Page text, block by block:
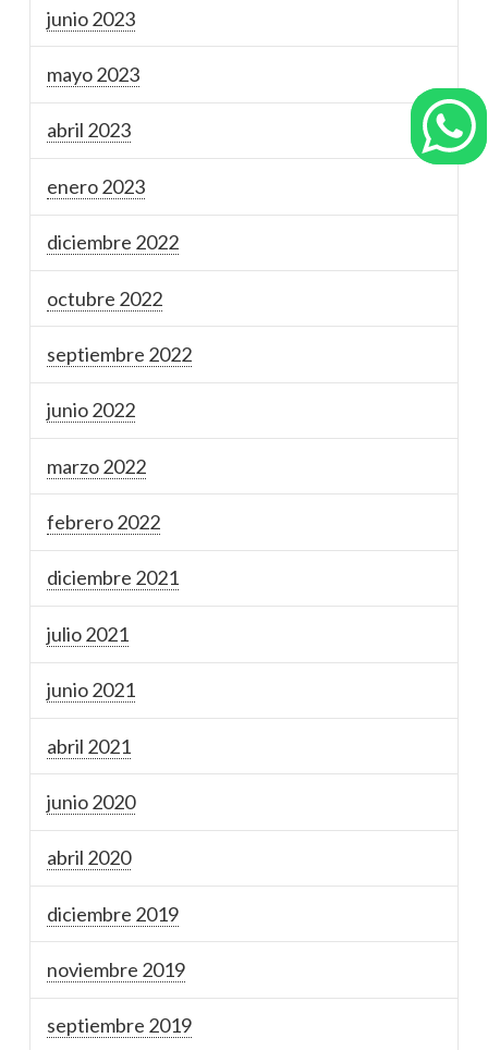
junio 2023
mayo 2023
abril 2023
enero 2023
diciembre 2022
octubre 2022
septiembre 2022
junio 2022
marzo 2022
febrero 2022
diciembre 2021
julio 2021
junio 2021
abril 2021
junio 2020
abril 2020
diciembre 2019
noviembre 2019
septiembre 2019